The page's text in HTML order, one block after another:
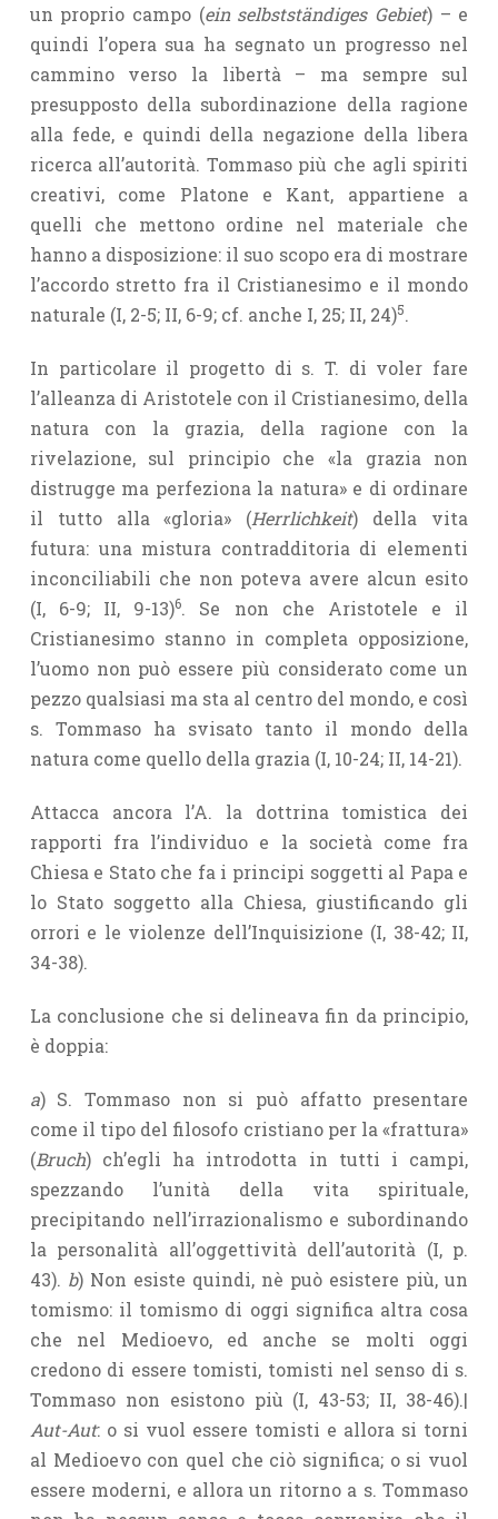
un proprio campo (ein selbstständiges Gebiet) – e
quindi l’opera sua ha segnato un progresso nel
cammino verso la libertà – ma sempre sul
presupposto della subordinazione della ragione
alla fede, e quindi della negazione della libera
ricerca all’autorità. Tommaso più che agli spiriti
creativi, come Platone e Kant, appartiene a
quelli che mettono ordine nel materiale che
hanno a disposizione: il suo scopo era di mostrare
l’accordo stretto fra il Cristianesimo e il mondo
naturale (I, 2-5; II, 6-9; cf. anche I, 25; II, 24)5.
In particolare il progetto di s. T. di voler fare
l’alleanza di Aristotele con il Cristianesimo, della
natura con la grazia, della ragione con la
rivelazione, sul principio che «la grazia non
distrugge ma perfeziona la natura» e di ordinare
il tutto alla «gloria» (Herrlichkeit) della vita
futura: una mistura contradditoria di elementi
inconciliabili che non poteva avere alcun esito
(I, 6-9; II, 9-13)6. Se non che Aristotele e il
Cristianesimo stanno in completa opposizione,
l’uomo non può essere più considerato come un
pezzo qualsiasi ma sta al centro del mondo, e così
s. Tommaso ha svisato tanto il mondo della
natura come quello della grazia (I, 10-24; II, 14-21).
Attacca ancora l’A. la dottrina tomistica dei
rapporti fra l’individuo e la società come fra
Chiesa e Stato che fa i principi soggetti al Papa e
lo Stato soggetto alla Chiesa, giustificando gli
orrori e le violenze dell’Inquisizione (I, 38-42; II,
34-38).
La conclusione che si delineava fin da principio,
è doppia:
a) S. Tommaso non si può affatto presentare
come il tipo del filosofo cristiano per la «frattura»
(Bruch) ch’egli ha introdotta in tutti i campi,
spezzando l’unità della vita spirituale,
precipitando nell’irrazionalismo e subordinando
la personalità all’oggettività dell’autorità (I, p.
43). b) Non esiste quindi, nè può esistere più, un
tomismo: il tomismo di oggi significa altra cosa
che nel Medioevo, ed anche se molti oggi
credono di essere tomisti, tomisti nel senso di s.
Tommaso non esistono più (I, 43-53; II, 38-46).|
Aut-Aut: o si vuol essere tomisti e allora si torni
al Medioevo con quel che ciò significa; o si vuol
essere moderni, e allora un ritorno a s. Tommaso